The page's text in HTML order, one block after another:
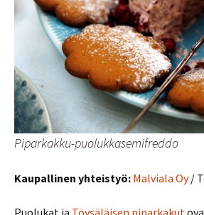
Piparkakku-puolukkasemifreddo
Kaupallinen yhteistyö: Malviala Oy/
Puolukat ja Töysäläisen piparkakut